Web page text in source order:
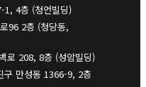
1, 4층 (청언빌딩)
96 2층 (청당동,
로 208, 8층 (성암빌딩)
구 만성동 1366-9, 2층